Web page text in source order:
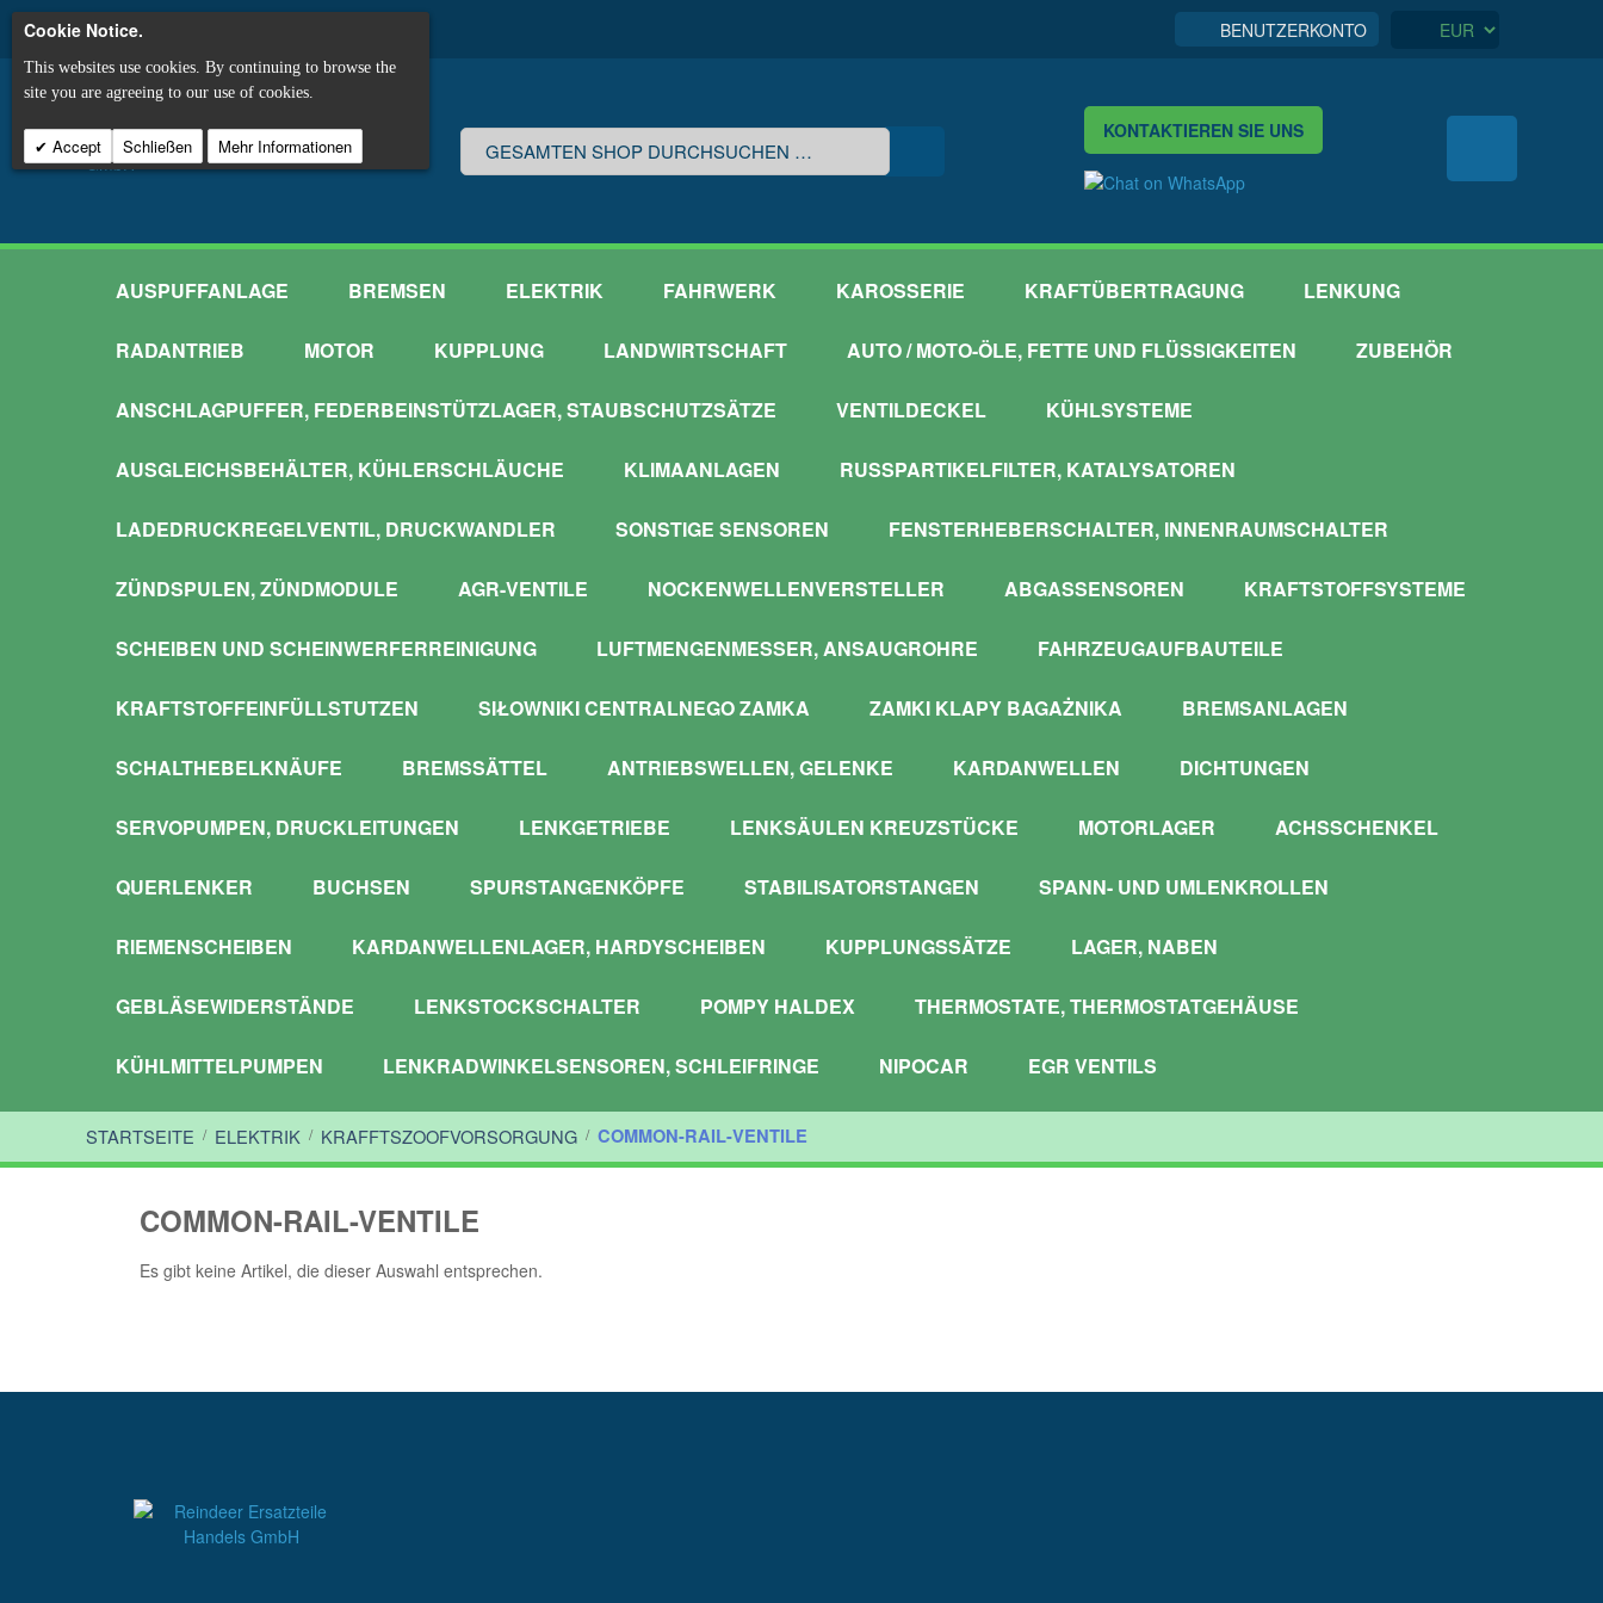
BENUTZERKONTO
KONTAKTIEREN SIE UNS
AUSPUFFANLAGE BREMSEN ELEKTRIK FAHRWERK KAROSSERIE KRAFTÜBERTRAGUNG LENKUNG
RADANTRIEB MOTOR KUPPLUNG LANDWIRTSCHAFT AUTO / MOTO-ÖLE, FETTE UND FLÜSSIGKEITEN ZUBEHÖR
ANSCHLAGPUFFER, FEDERBEINSTÜTZLAGER, STAUBSCHUTZSÄTZE VENTILDECKEL KÜHLSYSTEME
AUSGLEICHSBEHÄLTER, KÜHLERSCHLÄUCHE KLIMAANLAGEN RUSSPARTIKELFILTER, KATALYSATOREN
LADEDRUCKREGELVENTIL, DRUCKWANDLER SONSTIGE SENSOREN FENSTERHEBERSCHALTER, INNENRAUMSCHALTER
ZÜNDSPULEN, ZÜNDMODULE AGR-VENTILE NOCKENWELLENVERSTELLER ABGASSENSOREN KRAFTSTOFFSYSTEME
SCHEIBEN UND SCHEINWERFERREINIGUNG LUFTMENGENMESSER, ANSAUGROHRE FAHRZEUGAUFBAUTEILE
KRAFTSTOFFEINFÜLLSTUTZEN SIŁOWNIKI CENTRALNEGO ZAMKA ZAMKI KLAPY BAGAŻNIKA BREMSANLAGEN
SCHALTHEBELKNÄUFE BREMSSÄTTEL ANTRIEBSWELLEN, GELENKE KARDANWELLEN DICHTUNGEN
SERVOPUMPEN, DRUCKLEITUNGEN LENKGETRIEBE LENKSÄULEN KREUZSTÜCKE MOTORLAGER ACHSSCHENKEL
QUERLENKER BUCHSEN SPURSTANGENKÖPFE STABILISATORSTANGEN SPANN- UND UMLENKROLLEN
RIEMENSCHEIBEN KARDANWELLENLAGER, HARDYSCHEIBEN KUPPLUNGSSÄTZE LAGER, NABEN
GEBLÄSEWIDERSTÄNDE LENKSTOCKSCHALTER POMPY HALDEX THERMOSTATE, THERMOSTATGEHÄUSE
KÜHLMITTELPUMPEN LENKRADWINKELSENSOREN, SCHLEIFRINGE NIPOCAR EGR VENTILS
STARTSEITE / ELEKTRIK / KRAFFTSZOOFVORSORGUNG / COMMON-RAIL-VENTILE
COMMON-RAIL-VENTILE
Es gibt keine Artikel, die dieser Auswahl entsprechen.
Cookie Notice.
This websites use cookies. By continuing to browse the
site you are agreeing to our use of cookies.
Accept Schließen Mehr Informationen